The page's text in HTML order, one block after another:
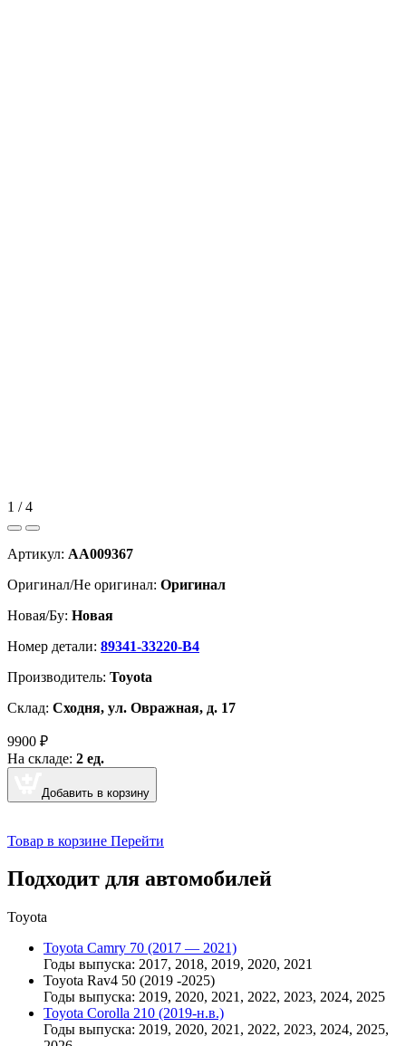
1 / 4
Артикул: AA009367
Оригинал/Не оригинал: Оригинал
Новая/Бу: Новая
Номер детали: 89341-33220-B4
Производитель: Toyota
Склад: Сходня, ул. Овражная, д. 17
9900 ₽
На складе: 2 ед.
Добавить в корзину
Товар в корзине Перейти
Подходит для автомобилей
Toyota
Toyota Camry 70 (2017 — 2021)
Годы выпуска: 2017, 2018, 2019, 2020, 2021
Toyota Rav4 50 (2019 -2025)
Годы выпуска: 2019, 2020, 2021, 2022, 2023, 2024, 2025
Toyota Corolla 210 (2019-н.в.)
Годы выпуска: 2019, 2020, 2021, 2022, 2023, 2024, 2025,